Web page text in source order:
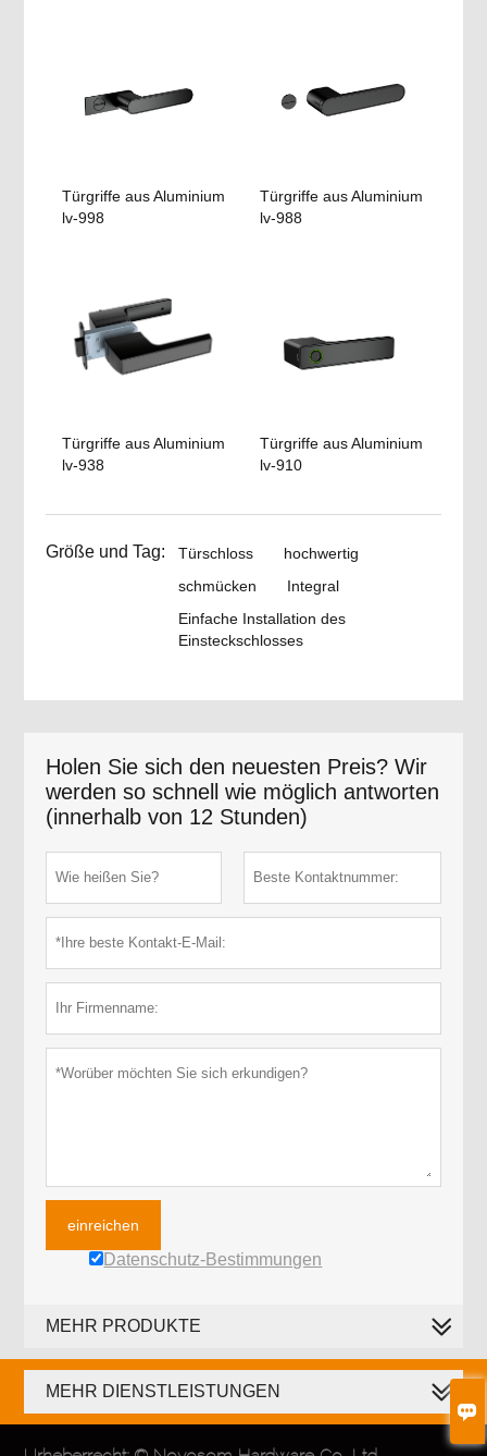

Türgriffe aus Aluminium
lv-998
Türgriffe aus Aluminium
lv-988
Türgriffe aus Aluminium
lv-938
Türgriffe aus Aluminium
lv-910
Größe und Tag: Türschloss
hochwertig
schmücken
Integral
Einfache Installation des
Einsteckschlosses
Holen Sie sich den neuesten Preis? Wir
werden so schnell wie möglich antworten
(innerhalb von 12 Stunden)
einreichen
Datenschutz-Bestimmungen
MEHR PRODUKTE
MEHR DIENSTLEISTUNGEN